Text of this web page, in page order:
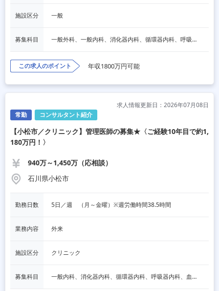
施設区分 一般
募集科目 一般外科、一般内科、消化器内科、循環器内科、呼吸器内科、血液内科、脳神経内科、内分泌内科、老人内科、消化器外科、その他
この求人のポイント 年収1800万円可能
常勤 コンサルタント紹介
求人情報更新日：2026年07月08日
【小松市／クリニック】管理医師の募集★〈ご経験10年目で約1,
180万円！〉
940万～1,450万（応相談）
石川県小松市
勤務日数 5日／週　（月～金曜）※週労働時間38.5時間
業務内容 外来
施設区分 クリニック
募集科目 一般内科、消化器内科、循環器内科、呼吸器内科、血液内科、脳神経内科、内分泌内科、老人内科、その他